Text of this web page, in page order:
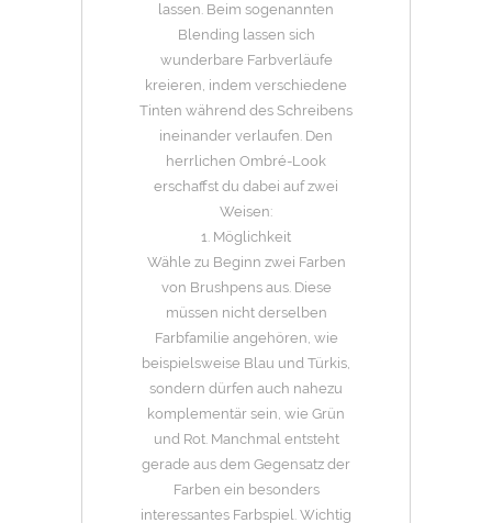
lassen. Beim sogenannten
Blending lassen sich
wunderbare Farbverläufe
kreieren, indem verschiedene
Tinten während des Schreibens
ineinander verlaufen. Den
herrlichen Ombré-Look
erschaffst du dabei auf zwei
Weisen:
1. Möglichkeit
Wähle zu Beginn zwei Farben
von Brushpens aus. Diese
müssen nicht derselben
Farbfamilie angehören, wie
beispielsweise Blau und Türkis,
sondern dürfen auch nahezu
komplementär sein, wie Grün
und Rot. Manchmal entsteht
gerade aus dem Gegensatz der
Farben ein besonders
interessantes Farbspiel. Wichtig